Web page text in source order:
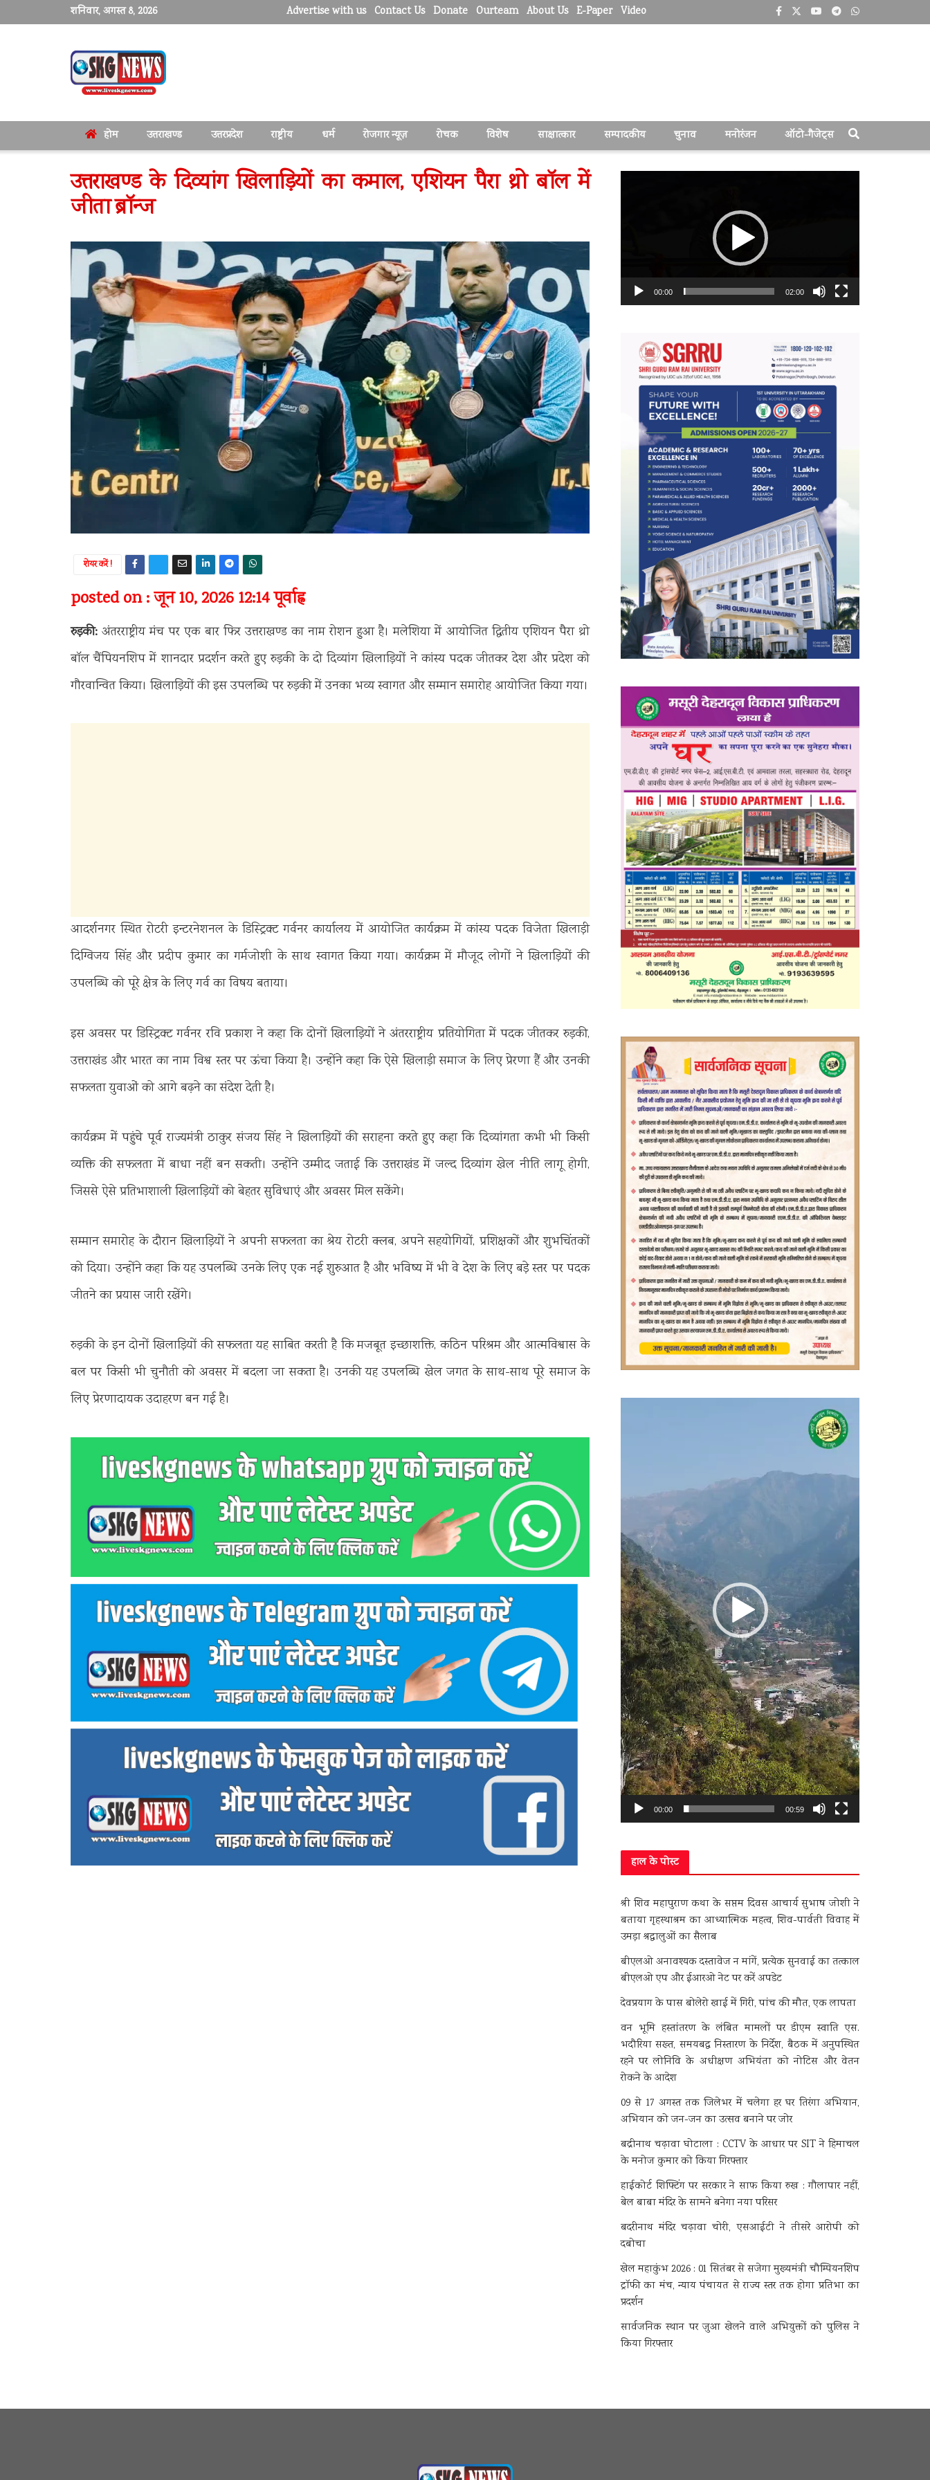
शनिवार, अगस्त 8, 2026 Advertise with us Contact Us Donate Ourteam About Us E-Paper Video
होम उत्तराखण्ड उत्तरप्रदेश राष्ट्रीय धर्म रोजगार न्यूज़ रोचक विशेष साक्षात्कार सम्पादकीय चुनाव मनोरंजन ऑटो-गैजेट्स
उत्तराखण्ड के दिव्यांग खिलाड़ियों का कमाल, एशियन पैरा थ्रो बॉल में
जीता ब्रॉन्ज
शेयर करें !
posted on : जून 10, 2026 12:14 पूर्वाह्न
रुड़की:अंतरराष्ट्रीय मंच पर एक बार फिर उत्तराखण्ड का नाम रोशन हुआ है। मलेशिया में आयोजित द्वितीय एशियन पैरा थ्रो
बॉल चैंपियनशिप में शानदार प्रदर्शन करते हुए रुड़की के दो दिव्यांग खिलाड़ियों ने कांस्य पदक जीतकर देश और प्रदेश को
गौरवान्वित किया। खिलाड़ियों की इस उपलब्धि पर रुड़की में उनका भव्य स्वागत और सम्मान समारोह आयोजित किया गया।
आदर्शनगर स्थित रोटरी इन्टरनेशनल के डिस्ट्रिक्ट गर्वनर कार्यालय में आयोजित कार्यक्रम में कांस्य पदक विजेता खिलाड़ी
दिग्विजय सिंह और प्रदीप कुमार का गर्मजोशी के साथ स्वागत किया गया। कार्यक्रम में मौजूद लोगों ने खिलाड़ियों की
उपलब्धि को पूरे क्षेत्र के लिए गर्व का विषय बताया।
इस अवसर पर डिस्ट्रिक्ट गर्वनर रवि प्रकाश ने कहा कि दोनों खिलाड़ियों ने अंतरराष्ट्रीय प्रतियोगिता में पदक जीतकर रुड़की,
उत्तराखंड और भारत का नाम विश्व स्तर पर ऊंचा किया है। उन्होंने कहा कि ऐसे खिलाड़ी समाज के लिए प्रेरणा हैं और उनकी
सफलता युवाओं को आगे बढ़ने का संदेश देती है।
कार्यक्रम में पहुंचे पूर्व राज्यमंत्री ठाकुर संजय सिंह ने खिलाड़ियों की सराहना करते हुए कहा कि दिव्यांगता कभी भी किसी
व्यक्ति की सफलता में बाधा नहीं बन सकती। उन्होंने उम्मीद जताई कि उत्तराखंड में जल्द दिव्यांग खेल नीति लागू होगी,
जिससे ऐसे प्रतिभाशाली खिलाड़ियों को बेहतर सुविधाएं और अवसर मिल सकेंगे।
सम्मान समारोह के दौरान खिलाड़ियों ने अपनी सफलता का श्रेय रोटरी क्लब, अपने सहयोगियों, प्रशिक्षकों और शुभचिंतकों
को दिया। उन्होंने कहा कि यह उपलब्धि उनके लिए एक नई शुरुआत है और भविष्य में भी वे देश के लिए बड़े स्तर पर पदक
जीतने का प्रयास जारी रखेंगे।
रुड़की के इन दोनों खिलाड़ियों की सफलता यह साबित करती है कि मजबूत इच्छाशक्ति, कठिन परिश्रम और आत्मविश्वास के
बल पर किसी भी चुनौती को अवसर में बदला जा सकता है। उनकी यह उपलब्धि खेल जगत के साथ-साथ पूरे समाज के
लिए प्रेरणादायक उदाहरण बन गई है।
00:00 02:00
00:00 00:59
हाल के पोस्ट
श्री शिव महापुराण कथा के सप्तम दिवस आचार्य सुभाष जोशी ने
बताया गृहस्थाश्रम का आध्यात्मिक महत्व, शिव-पार्वती विवाह में
उमड़ा श्रद्धालुओं का सैलाब
बीएलओ अनावश्यक दस्तावेज न मांगें, प्रत्येक सुनवाई का तत्काल
बीएलओ एप और ईआरओ नेट पर करें अपडेट
देवप्रयाग के पास बोलेरो खाई में गिरी, पांच की मौत, एक लापता
वन भूमि हस्तांतरण के लंबित मामलों पर डीएम स्वाति एस.
भदौरिया सख्त, समयबद्ध निस्तारण के निर्देश, बैठक में अनुपस्थित
रहने पर लोनिवि के अधीक्षण अभियंता को नोटिस और वेतन
रोकने के आदेश
09 से 17 अगस्त तक जिलेभर में चलेगा हर घर तिरंगा अभियान,
अभियान को जन-जन का उत्सव बनाने पर जोर
बद्रीनाथ चढ़ावा घोटाला : CCTV के आधार पर SIT ने हिमाचल
के मनोज कुमार को किया गिरफ्तार
हाईकोर्ट शिफ्टिंग पर सरकार ने साफ किया रुख : गौलापार नहीं,
बेल बाबा मंदिर के सामने बनेगा नया परिसर
बदरीनाथ मंदिर चढ़ावा चोरी, एसआईटी ने तीसरे आरोपी को
दबोचा
खेल महाकुंभ 2026 : 01 सितंबर से सजेगा मुख्यमंत्री चौम्पियनशिप
ट्रॉफी का मंच, न्याय पंचायत से राज्य स्तर तक होगा प्रतिभा का
प्रदर्शन
सार्वजनिक स्थान पर जुआ खेलने वाले अभियुक्तों को पुलिस ने
किया गिरफ्तार